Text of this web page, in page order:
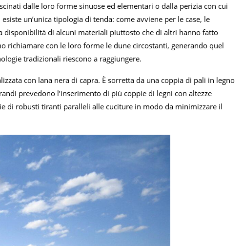
dalle loro forme sinuose ed elementari o dalla perizia con cui
un’unica tipologia di tenda: come avviene per le case, le
di alcuni materiali piuttosto che di altri hanno fatto
con le loro forme le dune circostanti, generando quel
tradizionali riescono a raggiungere.
con lana nera di capra. È sorretta da una coppia di pali in legno
prevedono l’inserimento di più coppie di legni con altezze
di robusti tiranti paralleli alle cuciture in modo da minimizzare il